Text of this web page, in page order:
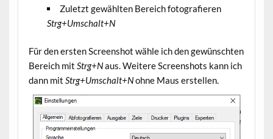
Zuletzt gewählten Bereich fotografieren
Strg+Umschalt+N
Für den ersten Screenshot wähle ich den gewünschten
Bereich mit Strg+Naus. Weitere Screenshots kann ich
dann mit Strg+Umschalt+Nohne Maus erstellen.